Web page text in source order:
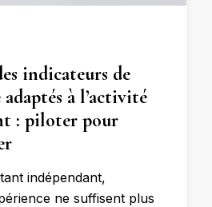
indicateurs de
à l’activité
: piloter pour
indépendant,
ne suffisent plus